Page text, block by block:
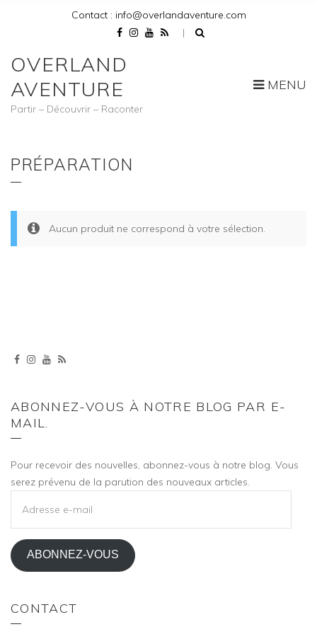
Contact : info@overlandaventure.com
OVERLAND
AVENTURE
Partir – Découvrir – Raconter
MENU
PRÉPARATION
Aucun produit ne correspond à votre sélection.
ABONNEZ-VOUS À NOTRE BLOG PAR E-
MAIL.
Pour recevoir des nouvelles, abonnez-vous à notre blog. Vous
serez prévenu de la parution des nouveaux articles.
MAIL
ABONNEZ-VOUS
CONTACT